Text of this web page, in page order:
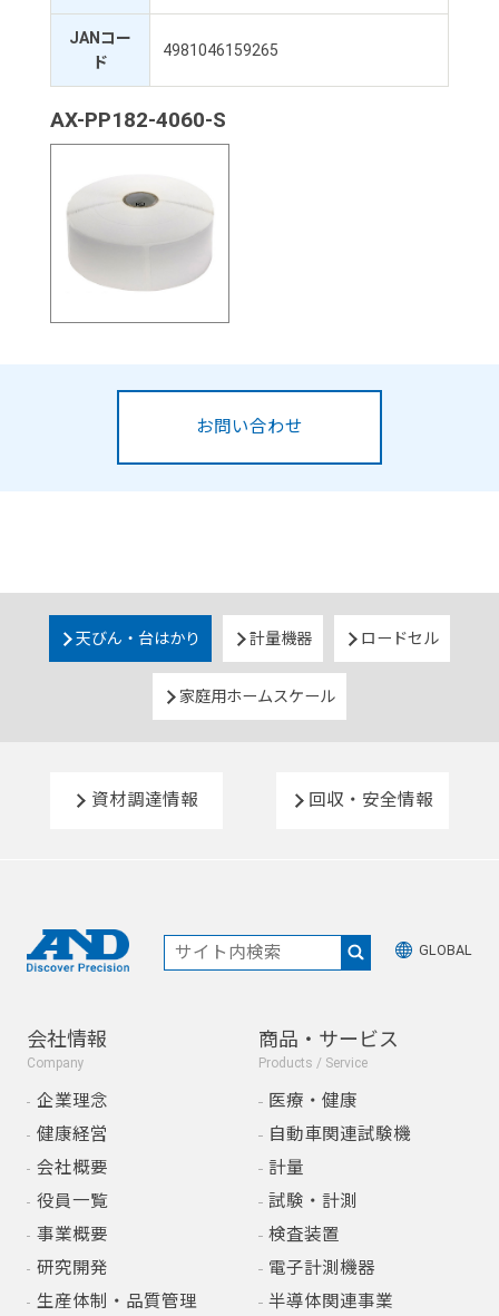
JANコー
ド
4981046159265
AX-PP182-4060-S
お問い合わせ
天びん・台はかり 計量機器 ロードセル
家庭用ホームスケール
資材調達情報 回収・安全情報
GLOBAL
会社情報
Company
企業理念
健康経営
会社概要
役員一覧
事業概要
研究開発
生産体制・品質管理
商品・サービス
Products / Service
医療・健康
自動車関連試験機
計量
試験・計測
検査装置
電子計測機器
半導体関連事業